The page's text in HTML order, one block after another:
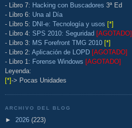
- Libro 7: Hacking con Buscadores 3ª Ed
- Libro 6: Una al Día
- Libro 5: DNI-e: Tecnología y usos [*]
- Libro 4: SPS 2010: Seguridad [AGOTADO]
- Libro 3: MS Forefront TMG 2010 [*]
- Libro 2: Aplicación de LOPD [AGOTADO]
- Libro 1: Forense Windows [AGOTADO]
Leyenda:
[*]-> Pocas Unidades
ARCHIVO DEL BLOG
► 2026 (223)